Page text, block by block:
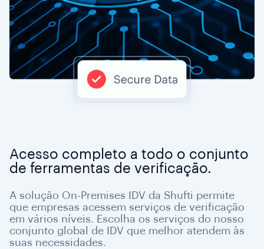
Acesso completo a todo o conjunto
de ferramentas de verificação.
A solução On-Premises IDV da Shufti permite
que empresas acessem serviços de verificação
em vários níveis. Escolha os serviços do nosso
conjunto global de IDV que melhor atendem às
suas necessidades.